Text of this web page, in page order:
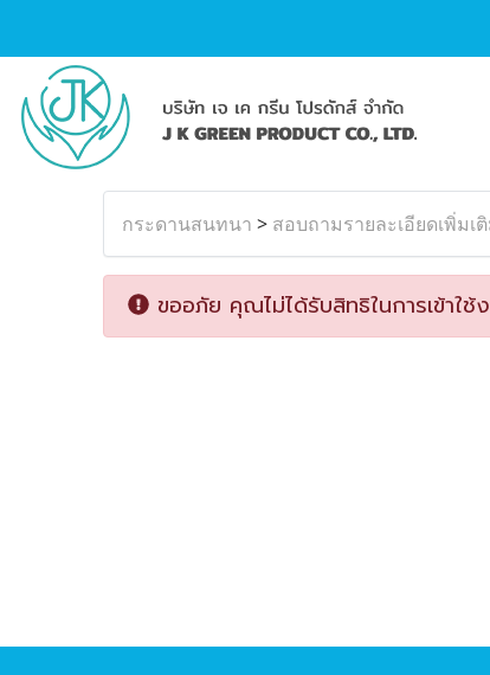
กระดานสนทนา > สอบถามรายละเอียดเพิ่มเ
ขออภัย คุณไม่ได้รับสิทธิในการเข้าใช้